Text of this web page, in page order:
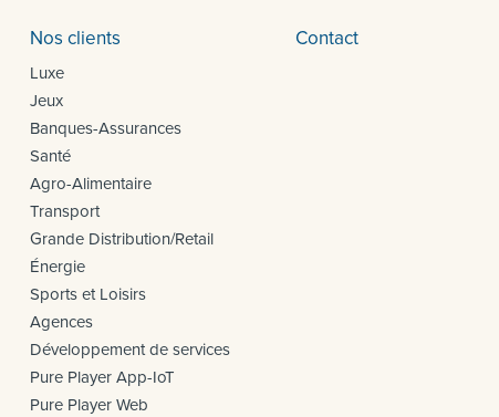
Nos clients
Luxe
Jeux
Banques-Assurances
Santé
Agro-Alimentaire
Transport
Grande Distribution/Retail
Énergie
Sports et Loisirs
Agences
Développement de services
Pure Player App-IoT
Pure Player Web
Contact